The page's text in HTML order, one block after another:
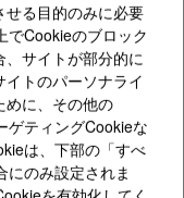
せる目的のみに必要
でCookieのブロック
サイトが部分的に
トのパーソナライ
めに、その他の
ゲティングCookieな
は、下部の「すべ
にのみ設定されま